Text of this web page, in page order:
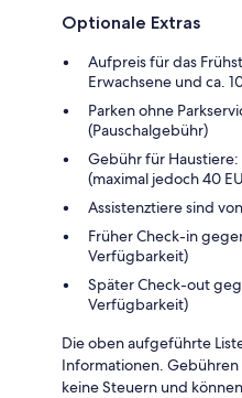
Optionale Extras
Aufpreis für das
Erwachsene und ca.
Parken ohne
(Pauschalgebühr)
Gebühr für Haustiere:
(maximal jedoch 40
Assistenztiere sind
Früher Check-in
Verfügbarkeit)
Später Check-out
Verfügbarkeit)
Die oben aufgeführte
Informationen.
keine Steuern und